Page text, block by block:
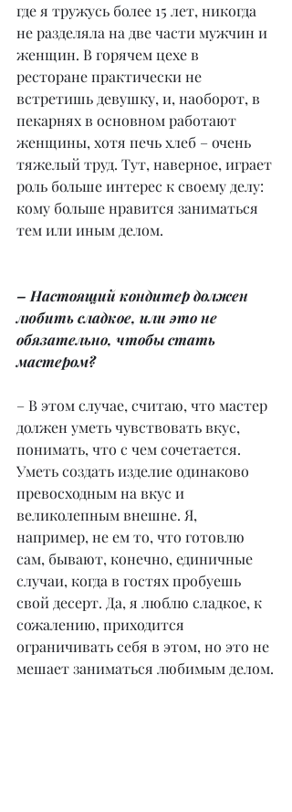
где я тружусь более 15 лет, никогда
не разделяла на две части мужчин и
женщин. В горячем цехе в
ресторане практически не
встретишь девушку, и, наоборот, в
пекарнях в основном работают
женщины, хотя печь хлеб – очень
тяжелый труд. Тут, наверное, играет
роль больше интерес к своему делу:
кому больше нравится заниматься
тем или иным делом.
– Настоящий кондитер должен
любить сладкое, или это не
обязательно, чтобы стать
мастером?
– В этом случае, считаю, что мастер
должен уметь чувствовать вкус,
понимать, что с чем сочетается.
Уметь создать изделие одинаково
превосходным на вкус и
великолепным внешне. Я,
например, не ем то, что готовлю
сам, бывают, конечно, единичные
случаи, когда в гостях пробуешь
свой десерт. Да, я люблю сладкое, к
сожалению, приходится
ограничивать себя в этом, но это не
мешает заниматься любимым делом.